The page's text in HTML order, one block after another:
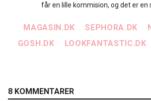
får en lille kommision, og det er en
MAGASIN.DK SEPHORA.DK
GOSH.DK
LOOKFANTASTIC.DK
8 KOMMENTARER